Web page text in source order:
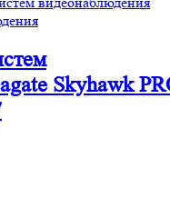
Skyhawk